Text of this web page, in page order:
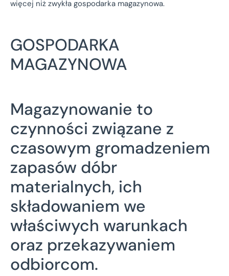
więcej niż zwykła gospodarka magazynowa.
GOSPODARKA
MAGAZYNOWA
Magazynowanie to
czynności związane z
czasowym gromadzeniem
zapasów dóbr
materialnych, ich
składowaniem we
właściwych warunkach
oraz przekazywaniem
odbiorcom.